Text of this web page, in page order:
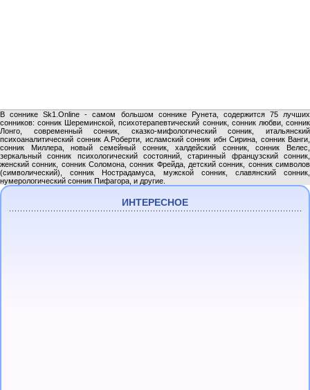
В соннике Sk1.Online - самом большом соннике Рунета, содержится 75 лучших
сонников: сонник Шереминской, психотерапевтический сонник, сонник любви, сонник
Лонго, современный сонник, сказко-мифологический сонник, итальянский
психоаналитический сонник А.Роберти, исламский сонник ибн Сирина, сонник Ванги,
сонник Миллера, новый семейный сонник, халдейский сонник, сонник Велес,
зеркальный сонник психологический состояний, старинный французский сонник,
женский сонник, сонник Соломона, сонник Фрейда, детский сонник, сонник символов
(символический), сонник Нострадамуса, мужской сонник, славянский сонник,
нумерологический сонник Пифагора, и другие.
ИНТЕРЕСНОЕ